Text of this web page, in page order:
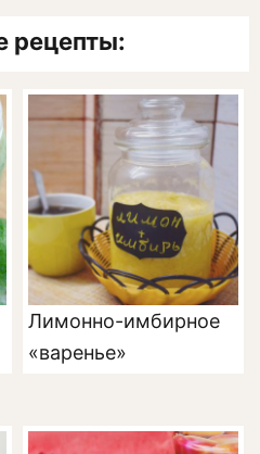
рецепты:
Лимонно-имбирное
«варенье»